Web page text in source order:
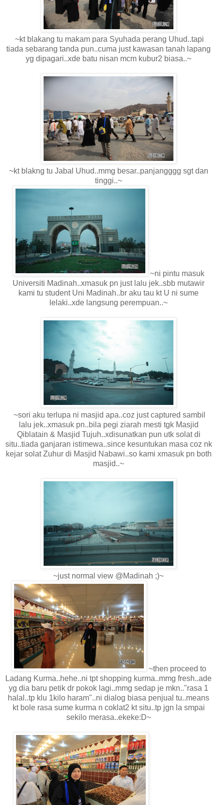
~kt blakang tu makam para Syuhada perang Uhud..tapi
tiada sebarang tanda pun..cuma just kawasan tanah lapang
yg dipagari..xde batu nisan mcm kubur2 biasa..~
~kt blakng tu Jabal Uhud..mmg besar..panjangggg sgt dan
tinggi..~
~ni pintu masuk
Universiti Madinah..xmasuk pn just lalu jek..sbb mutawir
kami tu student Uni Madinah..br aku tau kt U ni sume
lelaki..xde langsung perempuan..~
~sori aku terlupa ni masjid apa..coz just captured sambil
lalu jek..xmasuk pn..bila pegi ziarah mesti tgk Masjid
Qiblatain & Masjid Tujuh..xdisunatkan pun utk solat di
situ..tiada ganjaran istimewa..since kesuntukan masa coz nk
kejar solat Zuhur di Masjid Nabawi..so kami xmasuk pn both
masjid..~
~just normal view @Madinah ;)~
~then proceed to
Ladang Kurma..hehe..ni tpt shopping kurma..mmg fresh..ade
yg dia baru petik dr pokok lagi..mmg sedap je mkn.."rasa 1
halal..tp klu 1kilo haram"..ni dialog biasa penjual tu..means
kt bole rasa sume kurma n coklat2 kt situ..tp jgn la smpai
sekilo merasa..ekeke:D~